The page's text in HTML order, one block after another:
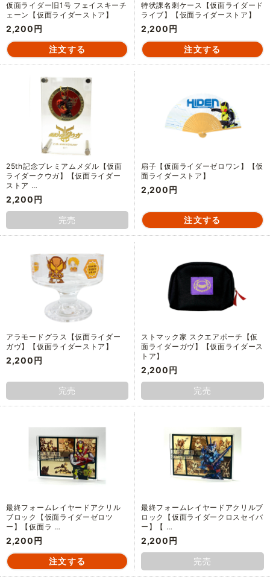
仮面ライダー旧1号 フェイスキーチ
ェーン【仮面ライダーストア】
2,200円
特状課名刺ケース【仮面ライダード
ライブ】【仮面ライダーストア】
2,200円
25th記念プレミアムメダル【仮面
ライダークウガ】【仮面ライダー
ストア …
2,200円
完売
扇子【仮面ライダーゼロワン】【仮
面ライダーストア】
2,200円
アラモードグラス【仮面ライダー
ガヴ】【仮面ライダーストア】
2,200円
完売
ストマック家 スクエアポーチ【仮
面ライダーガヴ】【仮面ライダース
トア】
2,200円
完売
最終フォームレイヤードアクリル
ブロック【仮面ライダーゼロツ
ー】【仮面ラ …
2,200円
最終フォームレイヤードアクリルブ
ロック【仮面ライダークロスセイバ
ー】【 …
2,200円
完売